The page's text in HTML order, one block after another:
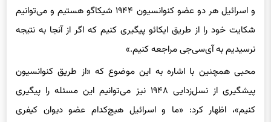
و اسرائیل هر دو عضو کنوانسیون ۱۹۴۴ شیکاگو هستیم و می‌توانیم
شکایت خود را از طریق ایکائو پیگیری کنیم که اگر از آنجا به نتیجه
نرسیدیم به آی‌سی‌جی مراجعه کنیم.»
محبی همچنین با اشاره به این موضوع که «از طریق کنوانسیون
پیشگیری از نسل‌زدایی ۱۹۴۸ نیز می‌توانیم این مسئله را پیگیری
کنیم»، اظهار کرد: «ما و اسرائیل هیچ‌کدام عضو دیوان کیفری